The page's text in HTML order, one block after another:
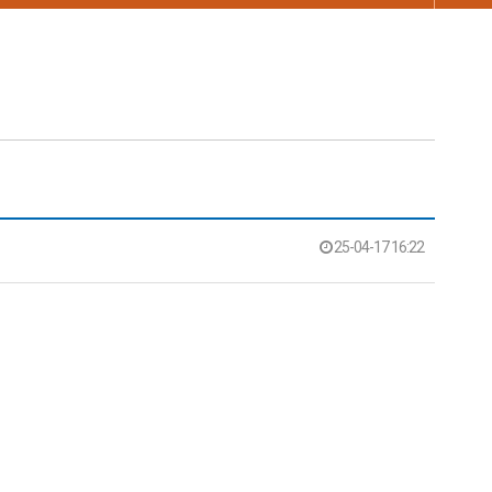
25-04-17 16:22